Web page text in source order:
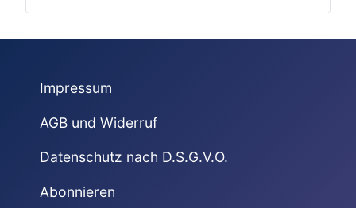
Impressum
AGB und Widerruf
Datenschutz nach D.S.G.V.O.
Abonnieren